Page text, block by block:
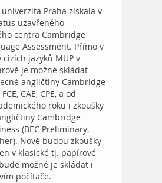
Praha získala v
uzavřeného
centra Cambridge
Assessment. Přímo v
jazyků MUP v
je možné skládat
angličtiny Cambridge
CAE, CPE, a od
roku i zkoušky
Cambridge
(BEC Preliminary,
Nově budou zkoušky
v klasické tj. papírové
možné je skládat i
počítače.